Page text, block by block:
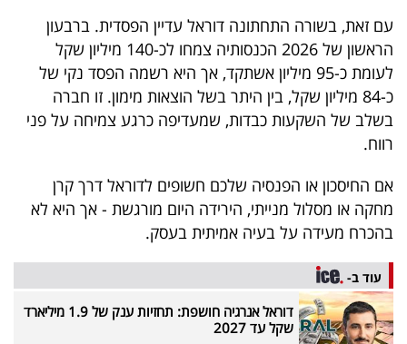
עם זאת, בשורה התחתונה דוראל עדיין הפסדית. ברבעון
הראשון של 2026 הכנסותיה צמחו לכ-140 מיליון שקל
לעומת כ-95 מיליון אשתקד, אך היא רשמה הפסד נקי של
כ-84 מיליון שקל, בין היתר בשל הוצאות מימון. זו חברה
בשלב של השקעות כבדות, שמעדיפה כרגע צמיחה על פני
רווח.
אם החיסכון או הפנסיה שלכם חשופים לדוראל דרך קרן
מחקה או מסלול מנייתי, הירידה היום מורגשת - אך היא לא
בהכרח מעידה על בעיה אמיתית בעסק.
עוד ב-
דוראל אנרגיה חושפת: תחזיות ענק של 1.9 מיליארד
שקל עד 2027